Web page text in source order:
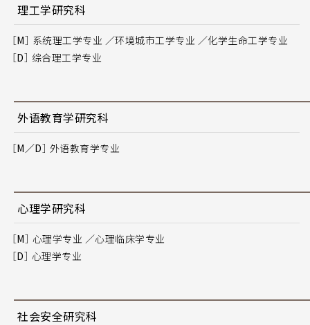
理工学研究科
［M］ 系统理工学专业 ／环境城市工学专业 ／化学生命工学专业
［D］ 综合理工学专业
外语教育学研究科
［M／D］ 外语教育学专业
心理学研究科
［M］ 心理学专业 ／心理临床学专业
［D］ 心理学专业
社会安全研究科